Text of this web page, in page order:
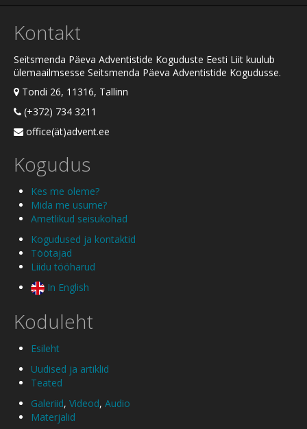
Kontakt
Seitsmenda Päeva Adventistide Koguduste Eesti Liit kuulub
ülemaailmsesse Seitsmenda Päeva Adventistide Kogudusse.
Tondi 26, 11316, Tallinn
(+372) 734 3211
office(ät)advent.ee
Kogudus
Kes me oleme?
Mida me usume?
Ametlikud seisukohad
Kogudused ja kontaktid
Töötajad
Liidu tööharud
In English
Koduleht
Esileht
Uudised ja artiklid
Teated
Galeriid, Videod, Audio
Materjalid